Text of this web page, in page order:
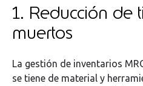
1. Reducción de
muertos
La gestión de inventarios
se tiene de material y